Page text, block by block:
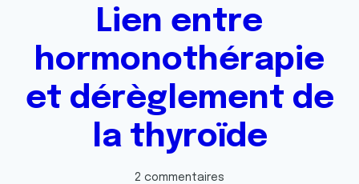
Lien entre
hormonothérapie
et dérèglement de
la thyroïde
2 commentaires